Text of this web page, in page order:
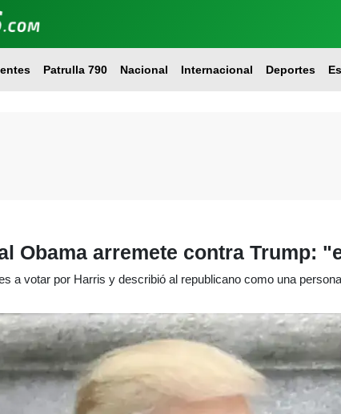
Patrulla 790 Nacional Internacional Deportes
Obama arremete contra Trump:
a votar por Harris y describió al republicano como una